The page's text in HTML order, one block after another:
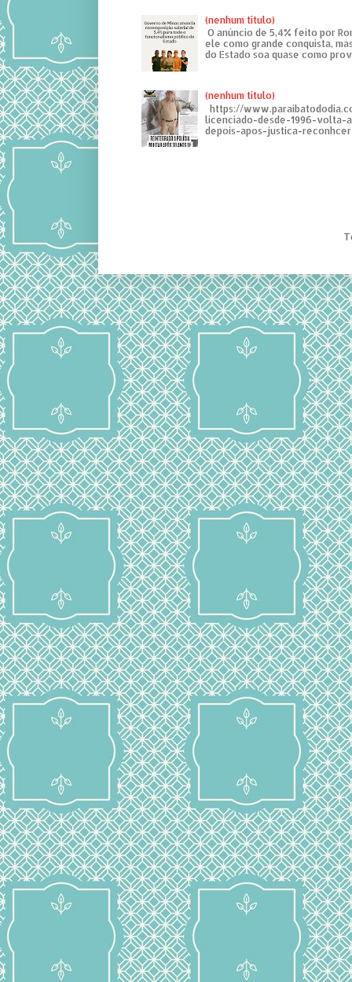
(nenhum título)
O anúncio de 5,4% feito por
ele como grande conquista,
do Estado soa quase como
(nenhum título)
https://
licenciado-desde-1996-volta-
depois-apos-justica-